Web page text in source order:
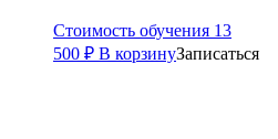
Стоимость обучения 13
500 ₽ В корзинуЗаписаться